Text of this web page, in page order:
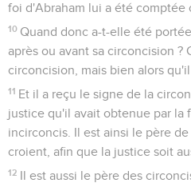
foi d'Abraham lui a été comptée
10 Quand donc a-t-elle été
après ou avant sa circoncision ?
circoncision, mais bien alors
11 Et il a reçu le signe de la
justice qu'il avait obtenue par la
incirconcis. Il est ainsi le père
croient, afin que la justice soit
12 Il est aussi le père des